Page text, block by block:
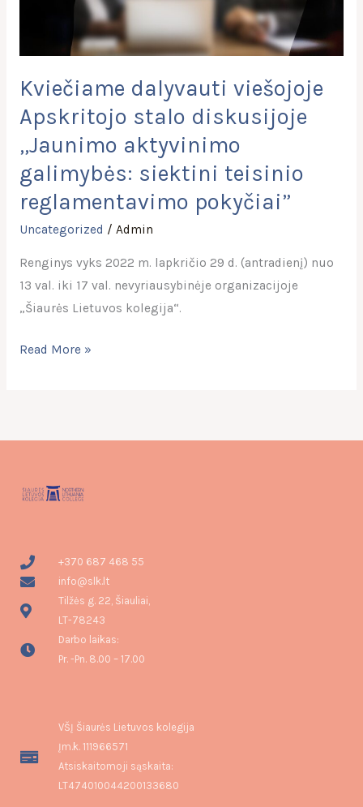
Kviečiame dalyvauti viešojoje
Apskritojo stalo diskusijoje
„Jaunimo aktyvinimo
galimybės: siektini teisinio
reglamentavimo pokyčiai”
Uncategorized / Admin
Renginys vyks 2022 m. lapkričio 29 d. (antradienį) nuo
13 val. iki 17 val. nevyriausybinėje organizacijoje
„Šiaurės Lietuvos kolegija“.
siektini
teisinio
reglamentavimo
pokyčiai”
Read More »
+370 687 468 55
info@slk.lt
Tilžės g. 22, Šiauliai,
LT-78243
Darbo laikas:
Pr. -Pn. 8.00 – 17.00
VŠĮ Šiaurės Lietuvos kolegija
Įm.k. 111966571
Atsiskaitomoji sąskaita:
LT474010044200133680